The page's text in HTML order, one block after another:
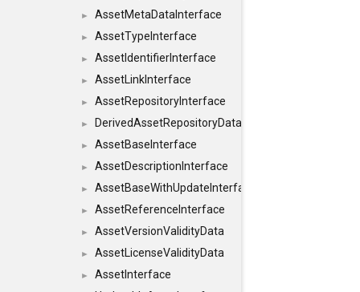
► AssetMetaDataInterface
► AssetTypeInterface
► AssetIdentifierInterface
► AssetLinkInterface
► AssetRepositoryInterface
► DerivedAssetRepositoryDataInterface
► AssetBaseInterface
► AssetDescriptionInterface
► AssetBaseWithUpdateInterface
► AssetReferenceInterface
► AssetVersionValidityData
► AssetLicenseValidityData
►
AssetInterface